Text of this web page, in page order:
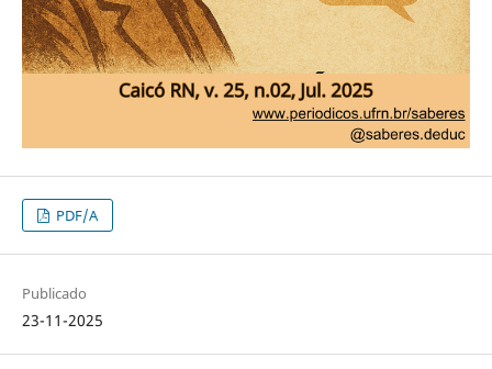
PDF/A
Publicado
23-11-2025